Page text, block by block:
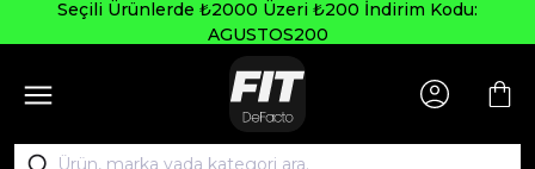
Seçili Ürünlerde ₺2000 Üzeri ₺200 İndirim Kodu:
AGUSTOS200